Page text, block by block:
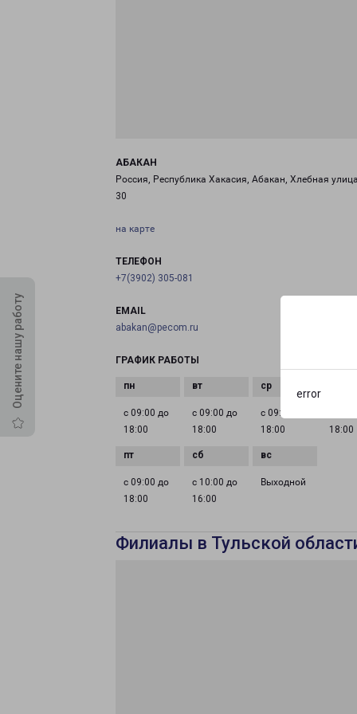
error
Оцените нашу работу
АБАКАН
Россия, Республика Хакасия, Абакан, Хлебная
30
на карте
ТЕЛЕФОН
+7(3902) 305-081
EMAIL
abakan@pecom.ru
ГРАФИК РАБОТЫ
с 09:00 до
18:00
с 09:00 до
18:00
с 09:00 до
18:00
18:00
с 09:00 до
18:00
с 10:00 до
16:00
Выходной
Филиалы в Тульской